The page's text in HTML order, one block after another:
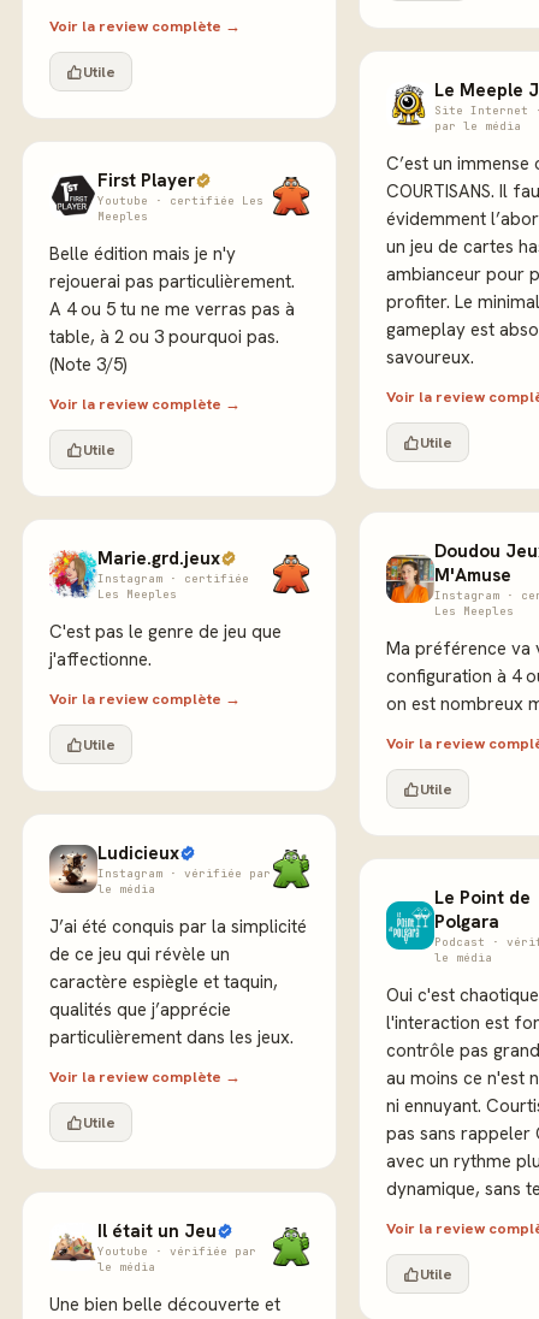
Voir la review complète →
Utile
First Player
Youtube · certifiée Les
Meeples
Belle édition mais je n'y
rejouerai pas particulièrement.
A 4 ou 5 tu ne me verras pas à
table, à 2 ou 3 pourquoi pas.
(Note 3/5)
Voir la review complète →
Utile
Marie.grd.jeux
Instagram · certifiée
Les Meeples
C'est pas le genre de jeu que
j'affectionne.
Voir la review complète →
Utile
Ludicieux
Instagram · vérifiée par
le média
J’ai été conquis par la simplicité
de ce jeu qui révèle un
caractère espiègle et taquin,
qualités que j’apprécie
particulièrement dans les jeux.
Voir la review complète →
Utile
Il était un Jeu
Youtube · vérifiée par
le média
Une bien belle découverte et
Le Meeple
Site Internet
par le média
C’est un immense
COURTISANS. Il
évidemment
un jeu de cartes
ambianceur pour
profiter. Le
gameplay est
savoureux.
Voir la review
Utile
Doudou
M'Amuse
Instagram ·
Les Meeples
Ma préférence va
configuration à 4
on est nombreux
Voir la review
Utile
Le Point de
Polgara
Podcast ·
le média
Oui c'est
l'interaction est
contrôle pas
au moins ce n'est
ni ennuyant.
pas sans rappeler
avec un rythme
dynamique, sans
Voir la review
Utile